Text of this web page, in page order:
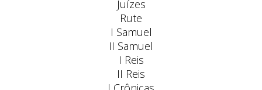
Juízes
Rute
I Samuel
II Samuel
I Reis
II Reis